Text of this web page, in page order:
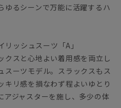
ゆるシーンで万能に活躍するハ
ッシュスーツ「A」
クスと心地よい着用感を両立し
スーツモデル。スラックスもス
キリ感を損なわず程よいゆとり
ジャスターを施し、多少の体